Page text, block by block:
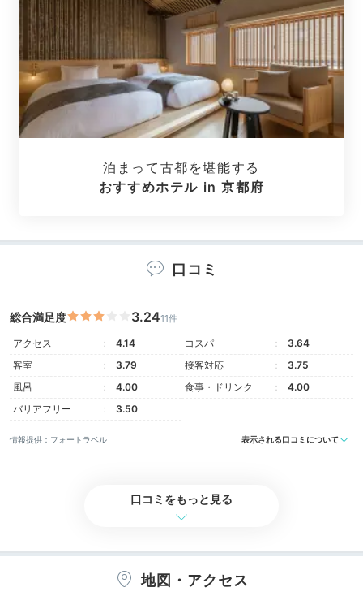
と揃っています。伝統工芸のクリエイターと一緒に作り
上げた空間は、居心地抜群！また、各部屋にミネラルウ
sato3728
YouTubeも見ることができるTVでとても快適でした。
和モダンの雰囲気がとても良かったです。
20:00
泊まって古都を堪能する
おすすめホテル in 京都府
口コミ
総合満足度 3.2411件
アクセス 4.14 コスパ
3.64
客室
3.79 接客対応
3.75
風呂
4.00 食事・ドリンク
4.00
バリアフリー
3.50
情報提供：フォートラベル 表示される口コミについて
口コミをもっと見る
地図・アクセス